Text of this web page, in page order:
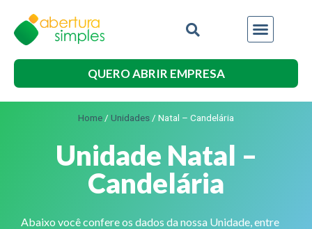
QUERO ABRIR EMPRESA
Home / Unidades / Natal – Candelária
Unidade Natal –
Candelária
Abaixo você confere os dados da nossa Unidade, entre